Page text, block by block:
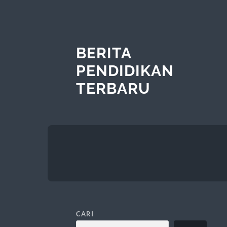
BERITA
PENDIDIKAN
TERBARU
CARI